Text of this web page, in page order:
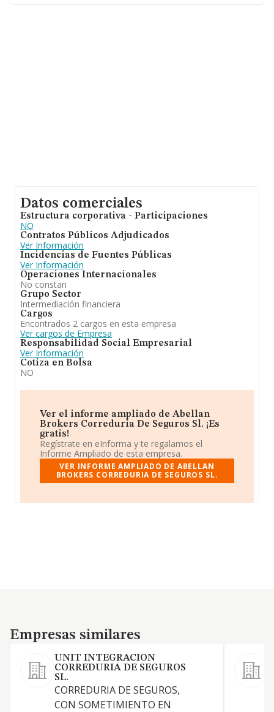
Datos comerciales
Estructura corporativa - Participaciones
NO
Contratos Públicos Adjudicados
Ver Información
Incidencias de Fuentes Públicas
Ver Información
Operaciones Internacionales
No constan
Grupo Sector
Intermediación financiera
Cargos
Encontrados 2 cargos en esta empresa
Ver cargos de Empresa
Responsabilidad Social Empresarial
Ver Información
Cotiza en Bolsa
NO
Ver el informe ampliado de Abellan
Brokers Correduria De Seguros Sl. ¡Es
gratis!
Regístrate en eInforma y te regalamos el
Informe Ampliado de esta empresa.
VER INFORME AMPLIADO DE ABELLAN
BROKERS CORREDURIA DE SEGUROS SL.
Empresas similares
Empresas similares
UNIT INTEGRACION
CORREDURIA DE SEGUROS
SL.
CORREDURIA DE SEGUROS,
CON SOMETIMIENTO EN